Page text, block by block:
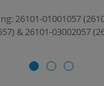
26101-01001057
& 26101-03002057